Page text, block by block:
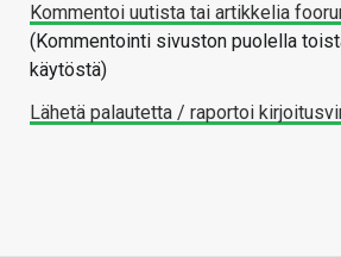
Kommentoi uutista tai artikkelia
(Kommentointi sivuston puolella
käytöstä)
Lähetä palautetta / raportoi